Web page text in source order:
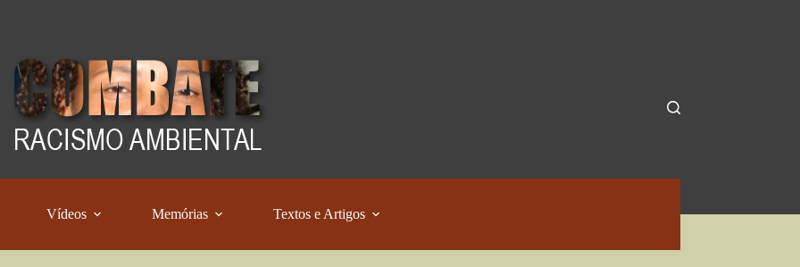
Vídeos Memórias Textos e Artigos